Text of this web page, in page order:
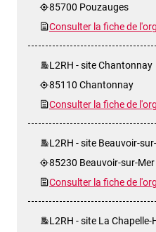
85700 Pouzauges
Consulter la fiche de
L2RH - site Chantonnay
85110 Chantonnay
Consulter la fiche de
L2RH - site Beauvoir-
85230 Beauvoir-sur-Mer
Consulter la fiche de
L2RH - site La Chapelle-